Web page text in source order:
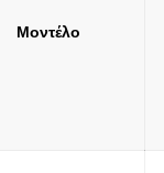
Μοντέλο